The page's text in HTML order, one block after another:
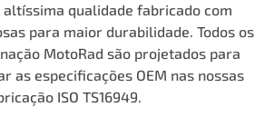
qualidade fabricado com
para maior durabilidade. Todos os
MotoRad são projetados para
as especificações OEM nas nossas
ISO TS16949.